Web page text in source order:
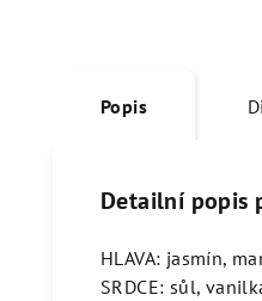
Popis
Detailní popis
HLAVA: jasmín,
SRDCE: sůl,